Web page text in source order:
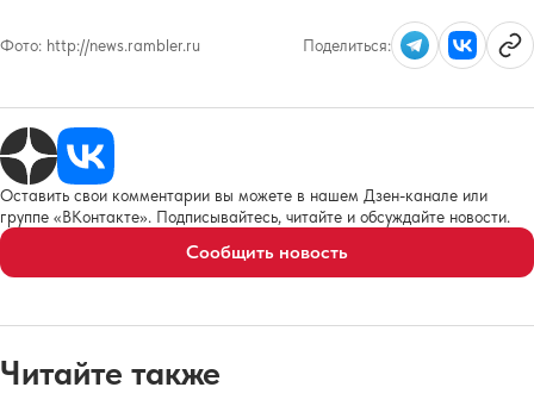
Фото: http://news.rambler.ru Поделиться:
Оставить свои комментарии вы можете в нашем Дзен-канале или
группе «ВКонтакте». Подписывайтесь, читайте и обсуждайте новости.
Сообщить новость
Читайте также